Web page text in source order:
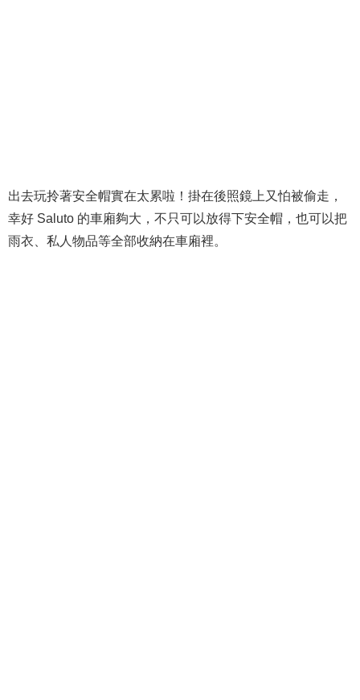
出去玩拎著安全帽實在太累啦！掛在後照鏡上又怕被偷走，
幸好 Saluto 的車廂夠大，不只可以放得下安全帽，也可以把
雨衣、私人物品等全部收納在車廂裡。